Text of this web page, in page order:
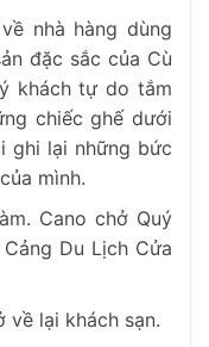
nhà hàng dùng
đặc sắc của Cù
khách tự do tắm
chiếc ghế dưới
ghi lại những bức
mình.
Cano chở Quý
Du Lịch Cửa
về lại khách sạn.